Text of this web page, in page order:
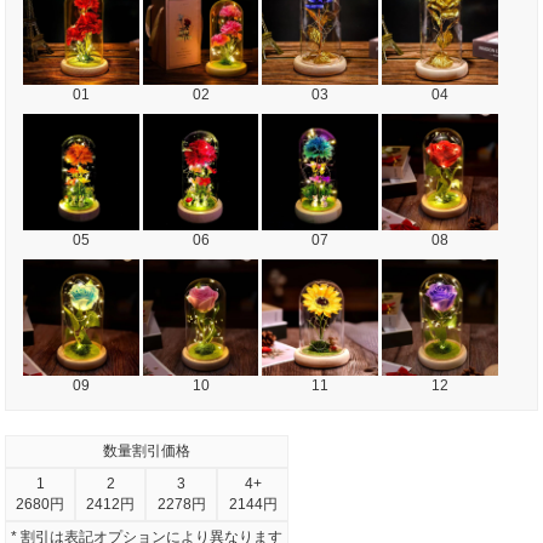
01 02 03 04
05 06 07 08
09 10 11 12
数量割引価格
1
2680円
2
2412円
3
2278円
4+
2144円
* 割引は表記オプションにより異なります